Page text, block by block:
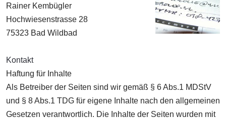
Rainer Kembügler
Hochwiesenstrasse 28
75323 Bad Wildbad
Kontakt
Haftung für Inhalte
Als Betreiber der Seiten sind wir gemäß § 6 Abs.1 MDStV
und § 8 Abs.1 TDG für eigene Inhalte nach den allgemeinen
Gesetzen verantwortlich. Die Inhalte der Seiten wurden mit